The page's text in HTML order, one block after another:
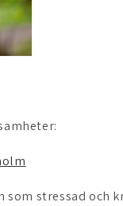
som stressad och